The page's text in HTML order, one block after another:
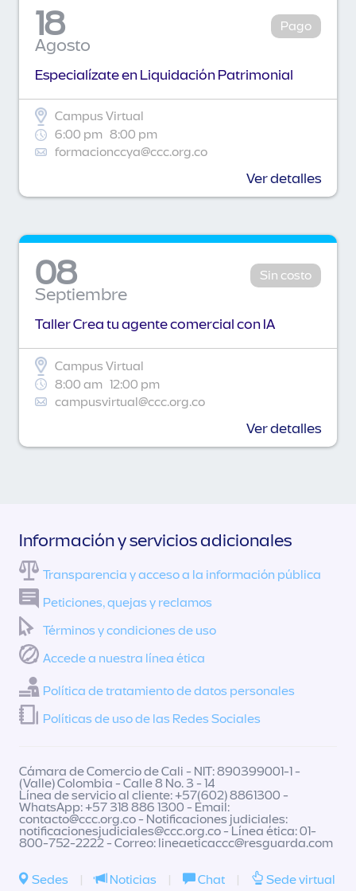
18
Agosto
Pago
Especialízate en Liquidación Patrimonial
Campus Virtual
6:00 pm 8:00 pm
formacionccya@ccc.org.co
Ver detalles
08
Septiembre
Sin costo
Taller Crea tu agente comercial con IA
Campus Virtual
8:00 am 12:00 pm
campusvirtual@ccc.org.co
Ver detalles
Información y servicios adicionales
Transparencia y acceso a la información pública
Peticiones, quejas y reclamos
Términos y condiciones de uso
Accede a nuestra línea ética
Política de tratamiento de datos personales
Políticas de uso de las Redes Sociales
Cámara de Comercio de Cali - NIT: 890399001-1 -
(Valle) Colombia - Calle 8 No. 3 - 14
Línea de servicio al cliente: +57(602) 8861300 -
WhatsApp: +57 318 886 1300 - Email:
contacto@ccc.org.co- Notificaciones judiciales:
notificacionesjudiciales@ccc.org.co- Línea ética: 01-
800-752-2222 - Correo: lineaeticaccc@resguarda.com
Sedes | Noticias | Chat | Sede virtual